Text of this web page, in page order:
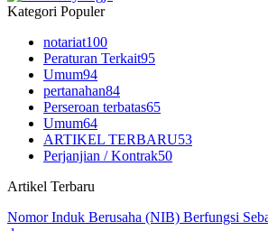
Kategori Populer
notariat100
Peraturan Terkait95
Umum94
pertanahan84
Perseroan terbatas65
Umum64
ARTIKEL TERBARU53
Perjanjian / Kontrak50
Artikel Terbaru
Nomor Induk Berusaha (NIB) Berfungsi